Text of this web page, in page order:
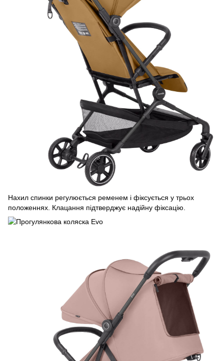
Нахил спинки регулюється ременем і фіксується у трьох
положеннях. Клацання підтверджує надійну фіксацію.